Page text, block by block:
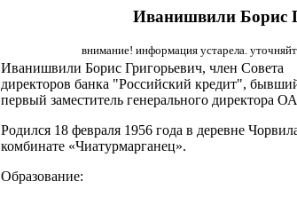
Иванишвили Борис
внимание! информация устарела.
Иванишвили Борис Григорьевич, член Совета
директоров банка "Российский кредит",
первый заместитель генерального директора
Родился 18 февраля 1956 года в деревне
комбинате «Чиатурмарганец».
Образование: